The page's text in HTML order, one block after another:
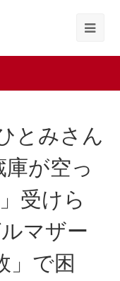
とみさん
が空っ
受けら
マザー
」で困